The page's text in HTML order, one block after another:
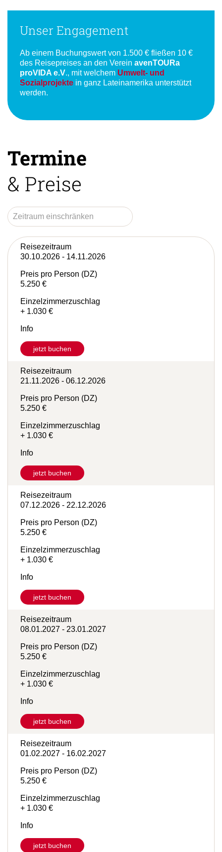
Unser Engagement
Ab einem Buchungswert von 1.500 € fließen 10 €
des Reisepreises an den VereinavenTOURa
proVIDA e.V., mit welchemUmwelt- und
Sozialprojekte
Termine
& Preise
Reisezeitraum
Preis pro Person (DZ)
Einzelzimmerzuschlag
Info
Reisezeitraum
Preis pro Person (DZ)
Einzelzimmerzuschlag
Info
Reisezeitraum
Preis pro Person (DZ)
Einzelzimmerzuschlag
Info
Reisezeitraum
Preis pro Person (DZ)
Einzelzimmerzuschlag
Info
Reisezeitraum
Preis pro Person (DZ)
Einzelzimmerzuschlag
Info